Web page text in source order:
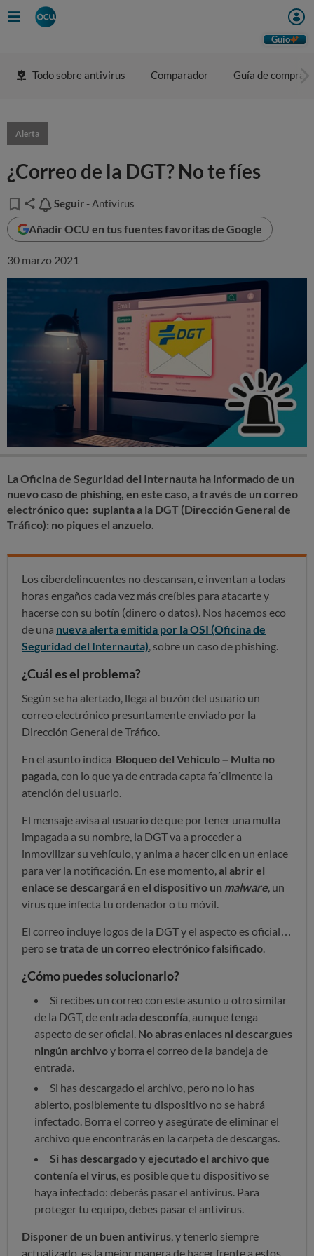
Guio
Todo sobre antivirus Comparador Guía de compra
Alerta
¿Correo de la DGT? No te fíes
Seguir
Seguir - Antivirus
Añadir OCU en tus fuentes favoritas de Google
30 marzo 2021
La Oficina de Seguridad del Internauta ha informado de un
nuevo caso de phishing, en este caso, a través de un correo
electrónico que: suplanta a la DGT (Dirección General de
Tráfico): no piques el anzuelo.
Los ciberdelincuentes no descansan, e inventan a todas
horas engaños cada vez más creíbles para atacarte y
hacerse con su botín (dinero o datos). Nos hacemos eco
de una nueva alerta emitida por la OSI (Oficina de
Seguridad del Internauta) , sobre un caso de phishing.
¿Cuál es el problema?
Según se ha alertado, llega al buzón del usuario un
correo electrónico presuntamente enviado por la
Dirección General de Tráfico.
En el asunto indica Bloqueo del Vehiculo – Multa no
pagada , con lo que ya de entrada capta fa´cilmente la
atención del usuario.
El mensaje avisa al usuario de que por tener una multa
impagada a su nombre, la DGT va a proceder a
inmovilizar su vehículo, y anima a hacer clic en un enlace
para ver la notificación. En ese momento, al abrir el
enlace se descargará en el dispositivo un malware, un
virus que infecta tu ordenador o tu móvil.
El correo incluye logos de la DGT y el aspecto es oficial…
pero se trata de un correo electrónico falsificado
¿Cómo puedes solucionarlo?
Si recibes un correo con este asunto u otro similar
de la DGT, de entrada desconfía , aunque tenga
aspecto de ser oficial. No abras enlaces ni descargues
ningún archivoy borra el correo de la bandeja de
entrada.
Si has descargado el archivo, pero no lo has
abierto, posiblemente tu dispositivo no se habrá
infectado. Borra el correo y asegúrate de eliminar el
archivo que encontrarás en la carpeta de descargas.
Si has descargado y ejecutado el archivo que
contenía el virus , es posible que tu dispositivo se
haya infectado: deberás pasar el antivirus. Para
proteger tu equipo, debes pasar el antivirus.
Disponer de un buen antivirus , y tenerlo siempre
actualizado, es la mejor manera de hacer frente a estos